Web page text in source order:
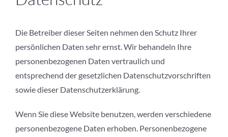
Die Betreiber dieser Seiten nehmen den Schutz Ihrer
persönlichen Daten sehr ernst. Wir behandeln Ihre
personenbezogenen Daten vertraulich und
entsprechend der gesetzlichen Datenschutzvorschriften
sowie dieser Datenschutzerklärung.
Wenn Sie diese Website benutzen, werden verschiedene
personenbezogene Daten erhoben. Personenbezogene